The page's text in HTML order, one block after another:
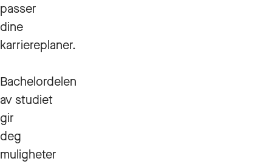
passer
dine
karriereplaner.
Bachelordelen
av studiet
gir
deg
muligheter